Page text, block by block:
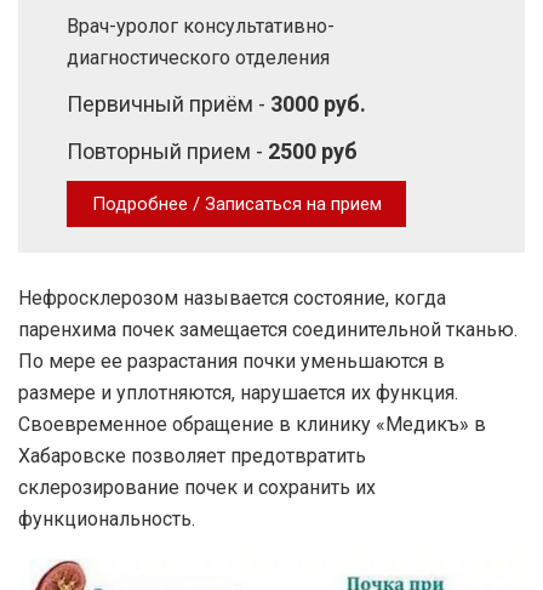
Врач-уролог консультативно-
диагностического отделения
Первичный приём - 3000 руб.
Повторный прием - 2500 руб
Подробнее / Записаться на прием
Нефросклерозом называется состояние, когда
паренхима почек замещается соединительной тканью.
По мере ее разрастания почки уменьшаются в
размере и уплотняются, нарушается их функция.
Своевременное обращение в клинику «Медикъ» в
Хабаровске позволяет предотвратить
склерозирование почек и сохранить их
функциональность.